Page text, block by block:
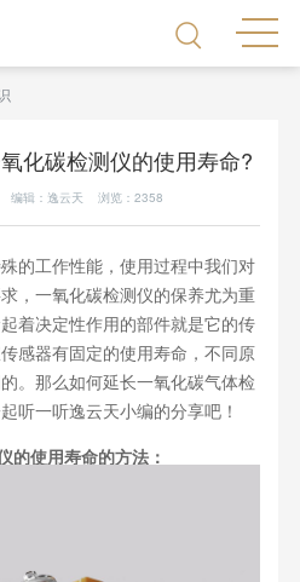
化碳检测仪的使用寿命?
编辑：逸云天 浏览： 2358
的工作性能，使用过程中我们对
，一氧化碳检测仪的保养尤为重
着决定性作用的部件就是它的传
感器有固定的使用寿命，不同原
。那么如何延长一氧化碳气体检
听一听逸云天小编的分享吧！
的使用寿命的方法：